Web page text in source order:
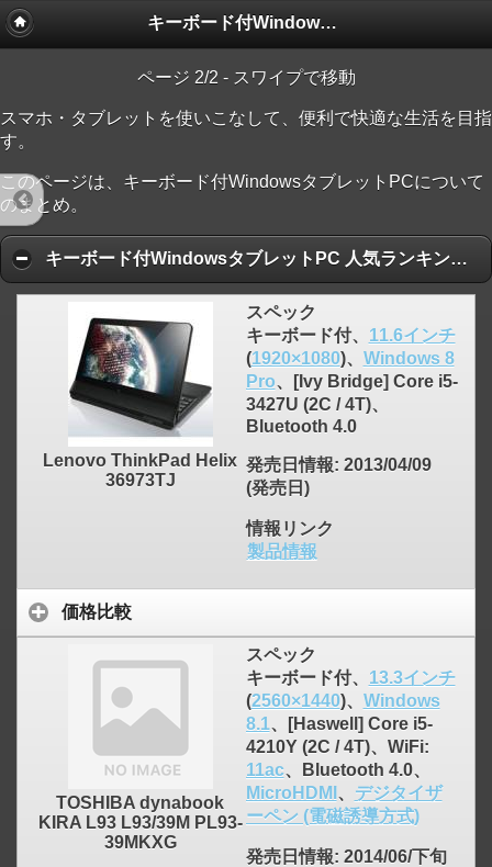
キーボード付WindowsタブレットPC
ページ 2/2 - スワイプで移動
スマホ・タブレットを使いこなして、便利で快適な生活を目指
す。
このページは、キーボード付WindowsタブレットPCについて
のまとめ。
キーボード付WindowsタブレットPC 人気ランキング順
Lenovo ThinkPad Helix
36973TJ
スペック
キーボード付、 11.6インチ
(1920×1080)、 Windows 8
Pro、[Ivy Bridge] Core i5-
3427U (2C / 4T)、
Bluetooth 4.0
発売日情報: 2013/04/09
(発売日)
情報リンク
製品情報
価格比較
TOSHIBA dynabook
KIRA L93 L93/39M PL93-
39MKXG
スペック
キーボード付、 13.3インチ
(2560×1440)、 Windows
8.1、[Haswell] Core i5-
4210Y (2C / 4T)、WiFi:
11ac、Bluetooth 4.0、
MicroHDMI 、 デジタイザ
ーペン (電磁誘導方式)
発売日情報: 2014/06/下旬